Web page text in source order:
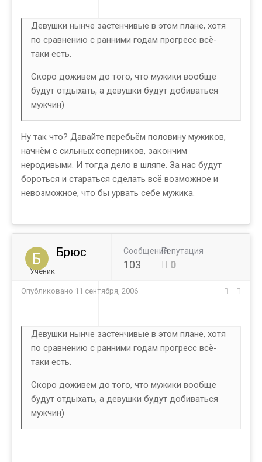
Девушки нынче застенчивые в этом плане, хотя
по сравнению с ранними годам прогресс всё-
таки есть.
Скоро доживем до того, что мужики вообще
будут отдыхать, а девушки будут добиваться
мужчин)
Ну так что? Давайте перебьём половину мужиков,
начнём с сильных соперников, закончим
неродивыми. И тогда дело в шляпе. За нас будут
бороться и стараться сделать всё возможное и
невозможное, что бы урвать себе мужика.
Брюс
Ученик
Сообщений
103
Репутация
0
Опубликовано 11 сентября, 2006
Девушки нынче застенчивые в этом плане, хотя
по сравнению с ранними годам прогресс всё-
таки есть.
Скоро доживем до того, что мужики вообще
будут отдыхать, а девушки будут добиваться
мужчин)